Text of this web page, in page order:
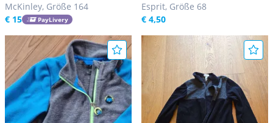
McKinley, Größe 164
€ 15
PayLivery
Esprit, Größe 68
€ 4,50